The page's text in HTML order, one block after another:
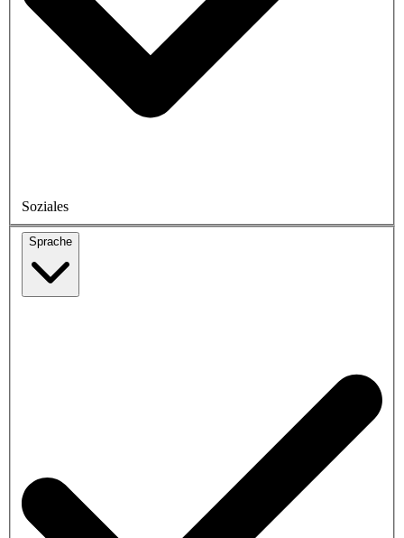
Soziales
Sprache